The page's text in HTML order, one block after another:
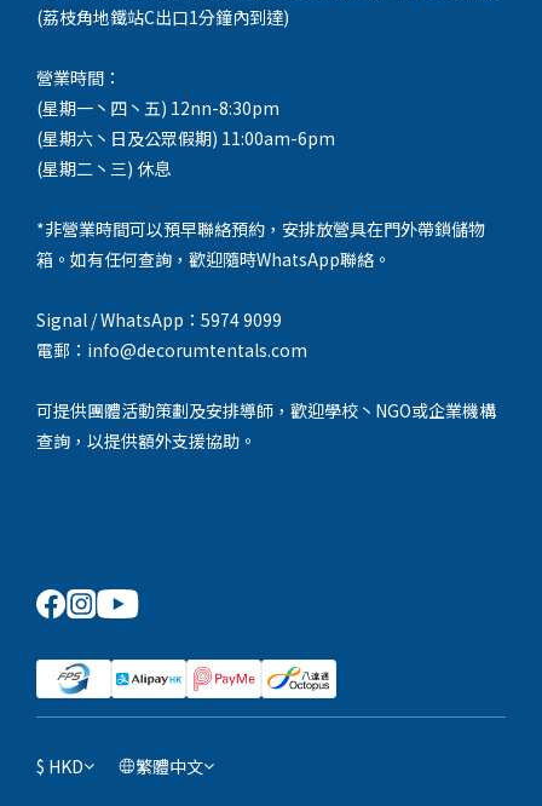
(荔枝角地鐵站C出口1分鐘內到達)
營業時間：
(星期一丶四丶五) 12nn-8:30pm
(星期六丶日及公眾假期) 11:00am-6pm
(星期二丶三) 休息
*非營業時間可以預早聯絡預約，安排放營具在門外帶鎖儲物
箱。如有任何查詢，歡迎隨時WhatsApp聯絡。
Signal / WhatsApp：5974 9099
電郵：info@decorumtentals.com
可提供團體活動策劃及安排導師，歡迎學校丶NGO或企業機構
查詢，以提供額外支援協助。
$ HKD 繁體中文